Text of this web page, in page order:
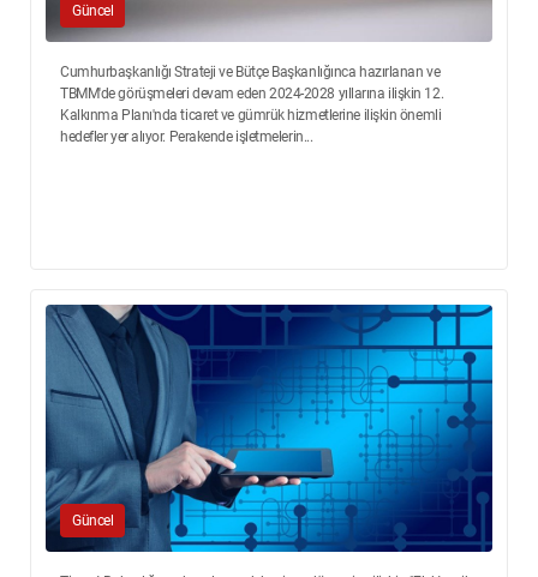
Güncel
Cumhurbaşkanlığı Strateji ve Bütçe Başkanlığınca hazırlanan ve
TBMM'de görüşmeleri devam eden 2024-2028 yıllarına ilişkin 12.
Kalkınma Planı'nda ticaret ve gümrük hizmetlerine ilişkin önemli
hedefler yer alıyor. Perakende işletmelerin...
Güncel